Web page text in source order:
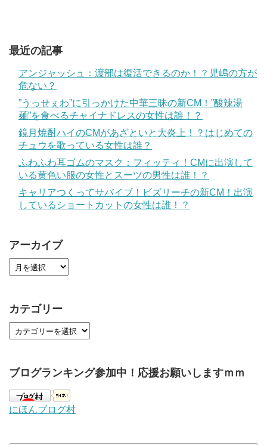
最近の記事
アンジャッシュ：渡部は復活できるのか！？児嶋の方が
危ない？
”うっせぇわ”に引っかけた中華三昧の新CM！”酸辣湯
麺”を食べるチャイナドレスの女性は誰！？
鏡月焼酎ハイのCMがあざといと大炎上！？はじめての
チュウを歌っている女性は誰？
ふわふわ耳ゴムのマスク：フィッティ！CMに出演して
いる黄色い服の女性とスーツの男性は誰！？
キャリアつくってサバイブ！ビズリーチの新CM！出演
しているショートカットの女性は誰！？
アーカイブ
カテゴリー
ブログランキング参加中！応援お願いしますｍｍ
にほんブログ村